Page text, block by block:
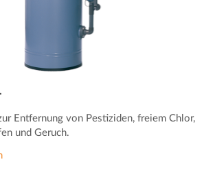
Entfernung von Pestiziden, freiem Chlor,
und Geruch.